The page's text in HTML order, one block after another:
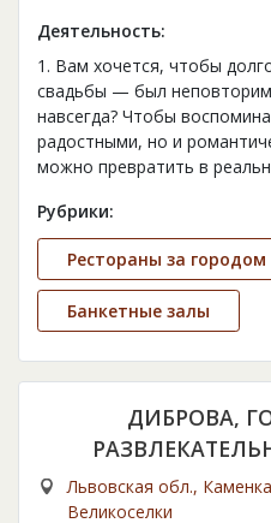
Деятельность:
1. Вам хочется, чтобы
свадьбы — был
навсегда? Чтобы
радостными, но и
можно превратить в
Рубрики:
Рестораны за городом
Банкетные залы
ДИБРОВА,
Львовская обл.,
Великоселки